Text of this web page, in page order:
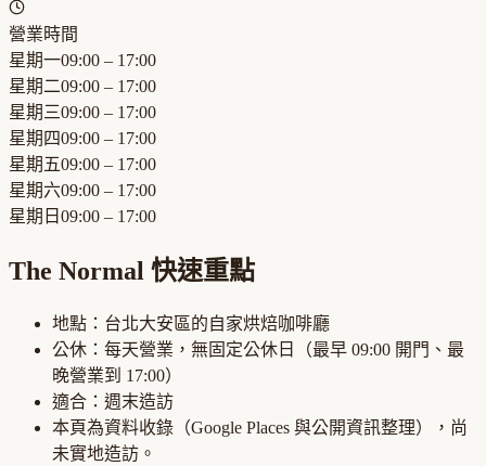
營業時間
星期一09:00 – 17:00
星期二09:00 – 17:00
星期三09:00 – 17:00
星期四09:00 – 17:00
星期五09:00 – 17:00
星期六09:00 – 17:00
星期日 09:00 – 17:00
The Normal 快速重點
地點： 台北大安區的自家烘焙咖啡廳
公休： 每天營業，無固定公休日 （最早 09:00 開門、最
晚營業到 17:00）
適合： 週末造訪
本頁為資料收錄（Google Places 與公開資訊整理），尚
未實地造訪。